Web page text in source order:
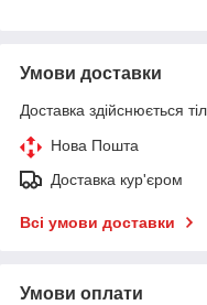
Умови доставки
Доставка здійснюється
Нова Пошта
Доставка кур'єром
Всі умови доставки
Умови оплати